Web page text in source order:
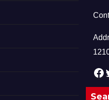
Facebook Twitter